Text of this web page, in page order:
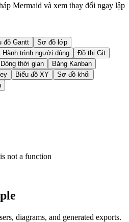
Mermaid và xem thay đổi ngay lập
đồ Gantt
Sơ đồ lớp
Hành trình người dùng
Đồ thị Git
Dòng thời gian
Bảng Kanban
Biểu đồ XY
Sơ đồ khối
not a function
diagrams, and generated exports.